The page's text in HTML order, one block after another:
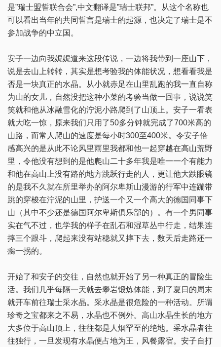
是”瑞士盟誓联合会”,中文翻译是”瑞士联邦”。从这个名称也
可以看出当年的共同誓言是瑞士的起源，也决定了瑞士是不
参加战争的中立国。
安子一边向我娓娓道来这段传说，一边将我带到一座山下，
说是去山上转转，其实是想考验我的体能状况，想看看我是
否是一块真正的水晶。从小就赤足在山里乱跑的我一直自称
为山的女儿，自然没把这种小菜的考验当做一回事，说说笑
笑就和他从冰融雪化的泞泥小路爬到了山顶上。安子一看表
就大吃一惊，原来我们只用了50多分钟就完成了700米高的
山路，而常人爬山的速度是每小时300至400米。令安子倍
感高兴的是从此不论风里雨里我都和他一起穿越在高山荒野
里，令他没有想到的是他爬山二十多年我是唯一一个有能力
和他在高山上没有路的地方跳跃行走的人，更让他大跌眼镜
的是我不久就在所里举办的阿尔卑斯山漫游的行军中连蹦带
跳的穿梭在泞泥的山里，护送一个又一个高大的德国同事下
山（其中不少还是德国阿尔卑斯俱乐部的）。有一个男同事
实在气不过，也学我的样子在乱石和湿草丛中行走，结果连
摔三个跟斗，爬起来没有站稳就又摔下去，数天后走路还一
瘸一拐的。
开始了和安子的交往，自然也就开始了另一种真正的冒险生
活。我们几乎每隔一天就去攀岩锻炼体能，到了夏日的周末
就开车前往瑞士采水晶。采水晶是很危险的一种活动。所谓
珍奇之宝都来之不易，水晶也不例外。高山水晶生长的地方
大多位于高山顶上，往往都是人烟罕至的绝地。采水晶者往
往独行，一旦发现有水晶便占地为王，风餐露宿。安子自打